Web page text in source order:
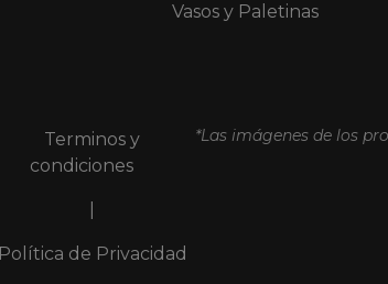
Vasos y Paletinas
Terminos y
condiciones
Política de Privacidad
*Las imágenes de los